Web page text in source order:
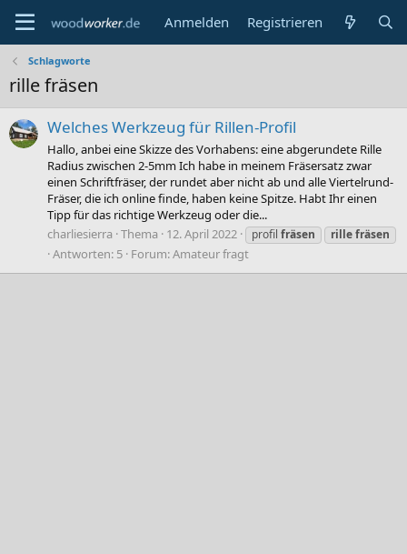
Anmelden Registrieren
Schlagworte
rille fräsen
Welches Werkzeug für Rillen-Profil
Hallo, anbei eine Skizze des Vorhabens: eine abgerundete Rille
Radius zwischen 2-5mm Ich habe in meinem Fräsersatz zwar
einen Schriftfräser, der rundet aber nicht ab und alle Viertelrund-
Fräser, die ich online finde, haben keine Spitze. Habt Ihr einen
Tipp für das richtige Werkzeug oder die...
charliesierra Thema 12. April 2022 profil fräsen rillefräsen
Antworten: 5 Forum:Amateur fragt